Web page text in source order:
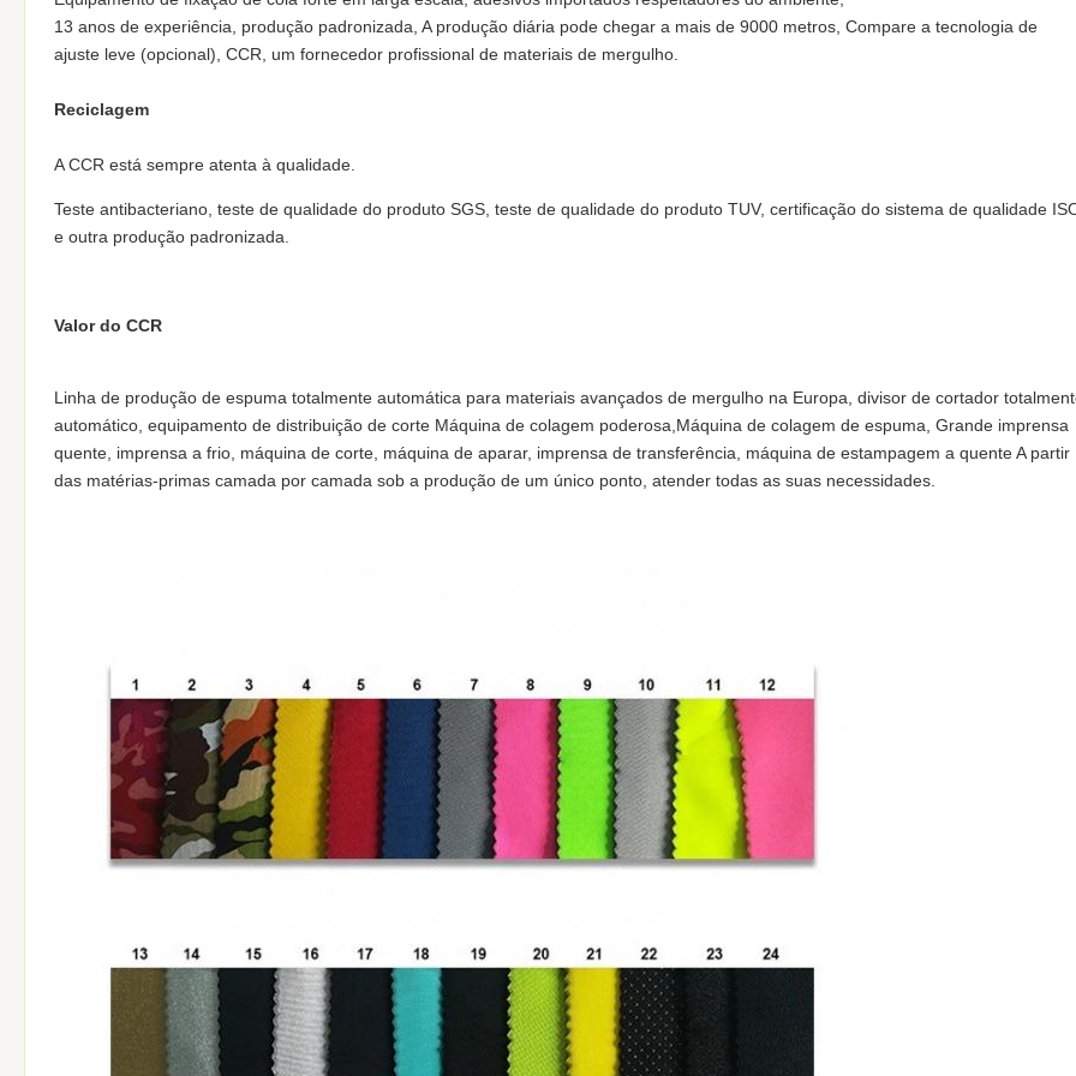
13 anos de experiência, produção padronizada, A produção diária pode chegar a mais de 9000 metros, Compare a tecnologia de
ajuste leve (opcional), CCR, um fornecedor profissional de materiais de mergulho.
Reciclagem
A CCR está sempre atenta à qualidade.
Teste antibacteriano, teste de qualidade do produto SGS, teste de qualidade do produto TUV, certificação do sistema de qualidade
e outra produção padronizada.
Valor do CCR
Linha de produção de espuma totalmente automática para materiais avançados de mergulho na Europa, divisor de cortador
automático, equipamento de distribuição de corte Máquina de colagem poderosa,Máquina de colagem de espuma, Grande imprensa
quente, imprensa a frio, máquina de corte, máquina de aparar, imprensa de transferência, máquina de estampagem a quente A partir
das matérias-primas camada por camada sob a produção de um único ponto, atender todas as suas necessidades.